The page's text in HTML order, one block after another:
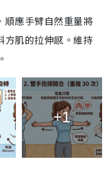
順應手臂自然重量將
方肌的拉伸感。維持
+1